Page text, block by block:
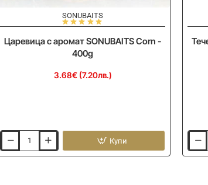
SONUBAITS
Царевица с аромат SONUBAITS Corn -
400g
3.68€ (7.20лв.)
Царевица
с
Купи